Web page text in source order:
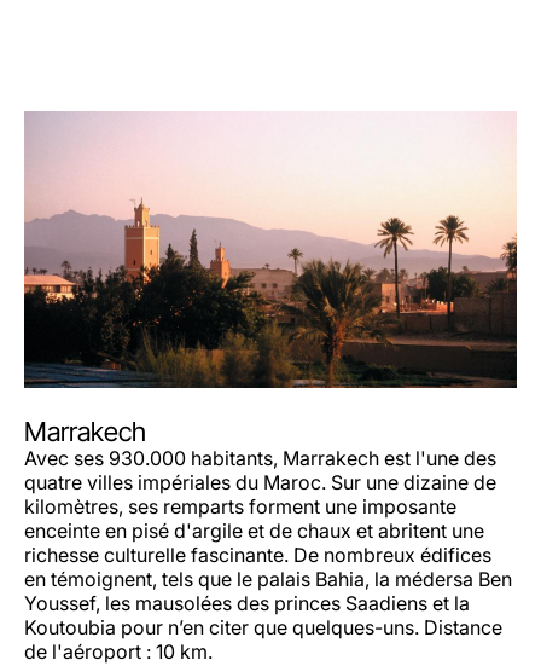
Marrakech
Avec ses 930.000 habitants, Marrakech est l'une des
quatre villes impériales du Maroc. Sur une dizaine de
kilomètres, ses remparts forment une imposante
enceinte en pisé d'argile et de chaux et abritent une
richesse culturelle fascinante. De nombreux édifices
en témoignent, tels que le palais Bahia, la médersa Ben
Youssef, les mausolées des princes Saadiens et la
Koutoubia pour n’en citer que quelques-uns. Distance
de l'aéroport : 10 km.